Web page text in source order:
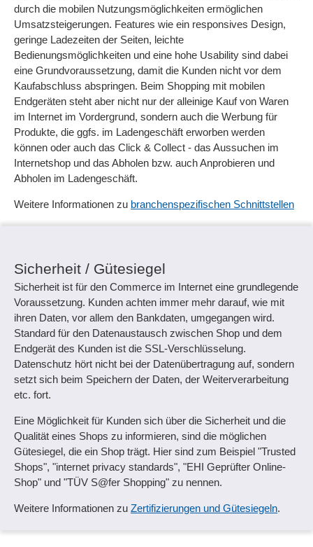
durch die mobilen Nutzungsmöglichkeiten ermöglichen
Umsatzsteigerungen. Features wie ein responsives Design,
geringe Ladezeiten der Seiten, leichte
Bedienungsmöglichkeiten und eine hohe Usability sind dabei
eine Grundvoraussetzung, damit die Kunden nicht vor dem
Kaufabschluss abspringen. Beim Shopping mit mobilen
Endgeräten steht aber nicht nur der alleinige Kauf von Waren
im Internet im Vordergrund, sondern auch die Werbung für
Produkte, die ggfs. im Ladengeschäft erworben werden
können oder auch das Click & Collect - das Aussuchen im
Internetshop und das Abholen bzw. auch Anprobieren und
Abholen im Ladengeschäft.
Weitere Informationen zu branchenspezifischen Schnittstellen
Sicherheit / Gütesiegel
Sicherheit ist für den Commerce im Internet eine grundlegende
Voraussetzung. Kunden achten immer mehr darauf, wie mit
ihren Daten, vor allem den Bankdaten, umgegangen wird.
Standard für den Datenaustausch zwischen Shop und dem
Endgerät des Kunden ist die SSL-Verschlüsselung.
Datenschutz hört nicht bei der Datenübertragung auf, sondern
setzt sich beim Speichern der Daten, der Weiterverarbeitung
etc. fort.
Eine Möglichkeit für Kunden sich über die Sicherheit und die
Qualität eines Shops zu informieren, sind die möglichen
Gütesiegel, die ein Shop trägt. Hier sind zum Beispiel "Trusted
Shops", "internet privacy standards", "EHI Geprüfter Online-
Shop" und "TÜV S@fer Shopping" zu nennen.
Weitere Informationen zu Zertifizierungen und Gütesiegeln.